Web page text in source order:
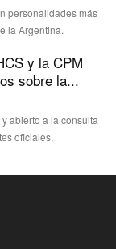
personalidades más
la Argentina.
y la CPM
sobre la...
abierto a la consulta
oficiales,